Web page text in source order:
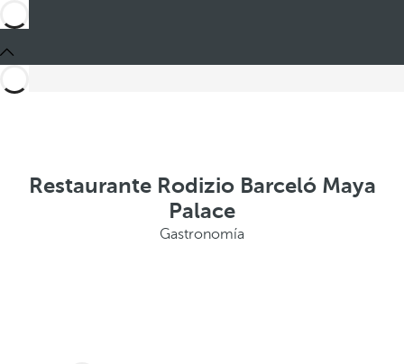
Restaurante Rodizio Barceló Maya
Palace
Gastronomía